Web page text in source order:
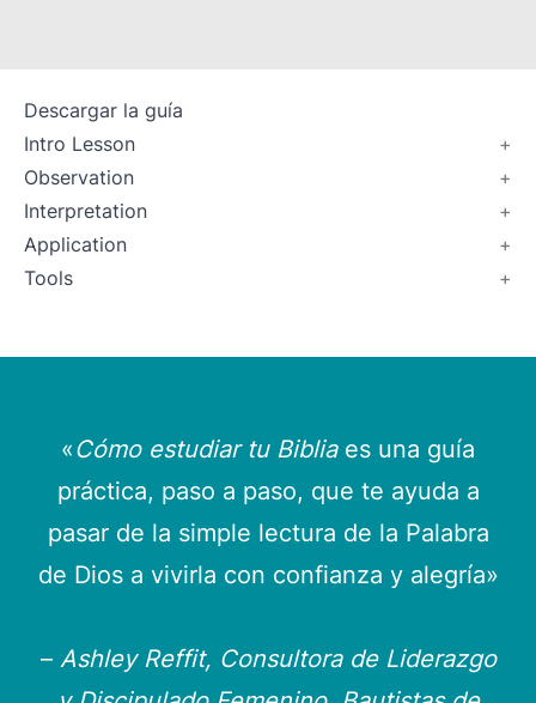
Descargar la guía
Intro Lesson
Observation
Interpretation
Application
Tools
«Cómo estudiar tu Bibliaes una guía
práctica, paso a paso, que te ayuda a
pasar de la simple lectura de la Palabra
de Dios a vivirla con confianza y alegría»
– Ashley Reffit, Consultora de Liderazgo